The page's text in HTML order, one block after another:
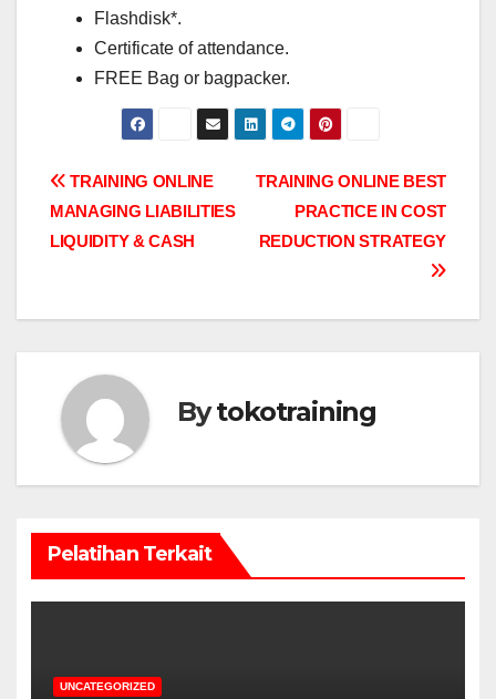
Flashdisk*.
Certificate of attendance.
FREE Bag or bagpacker.
Post
navigation
TRAINING ONLINE BEST
PRACTICE IN COST
REDUCTION STRATEGY
TRAINING ONLINE
MANAGING LIABILITIES
LIQUIDITY & CASH
Bytokotraining
Pelatihan Terkait
UNCATEGORIZED